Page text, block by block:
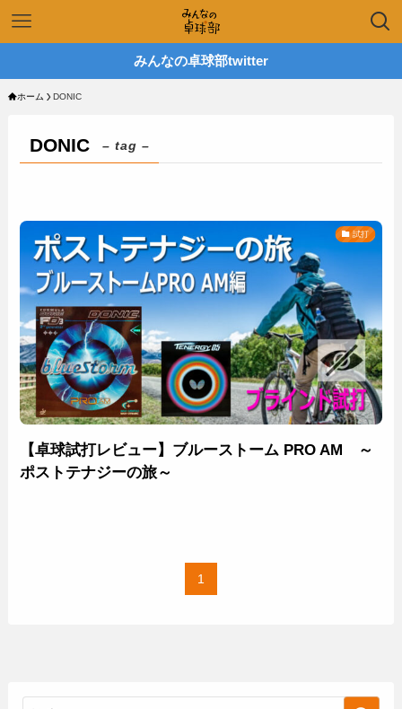
みんなの卓球部twitter
ホーム DONIC
DONIC – tag –
試打
【卓球試打レビュー】ブルーストーム PRO AM ～
ポストテナジーの旅～
1